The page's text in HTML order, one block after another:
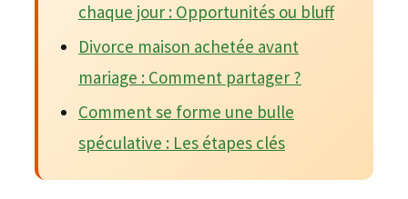
chaque jour : Opportunités ou bluff
Divorce maison achetée avant
mariage : Comment partager ?
Comment se forme une bulle
spéculative : Les étapes clés